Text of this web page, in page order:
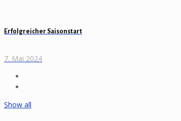
Erfolgreicher Saisonstart
7. Mai 2024
Show all